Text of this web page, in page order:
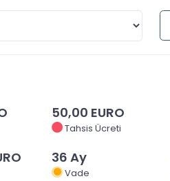
50,00 EURO
Tahsis Ücreti
36 Ay
Vade